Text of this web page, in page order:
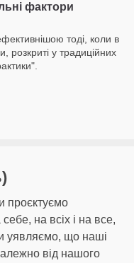
фактори
тоді, коли в
розкриті у традиційних
проєктуємо
на всіх і на все,
уявляємо, що наші
від нашого